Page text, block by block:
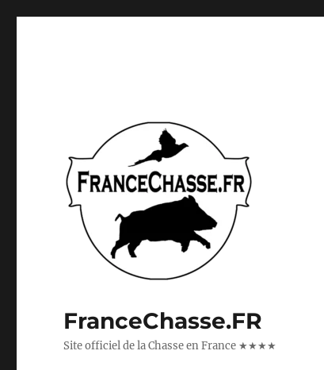
FranceChasse.FR
Site officiel de la Chasse en France ★★★★